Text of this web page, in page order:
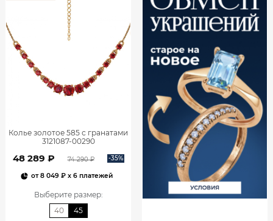
Колье золотое 585 с гранатами
3121087-00290
48 289 ₽ 74 290 ₽ -35%
от8 049 ₽ x 6 платежей
Выберите размер:
40
45